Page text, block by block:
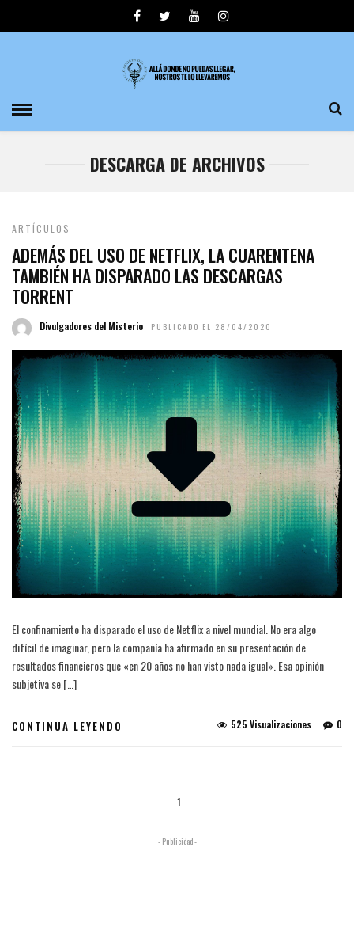
DESCARGA DE ARCHIVOS
ARTÍCULOS
ADEMÁS DEL USO DE NETFLIX, LA CUARENTENA
TAMBIÉN HA DISPARADO LAS DESCARGAS
TORRENT
Divulgadores del Misterio PUBLICADO EL 28/04/2020
El confinamiento ha disparado el uso de Netflix a nivel mundial. No era algo
difícil de imaginar, pero la compañía ha afirmado en su presentación de
resultados financieros que «en 20 años no han visto nada igual». Esa opinión
subjetiva se […]
CONTINUA LEYENDO 0
525 Visualizaciones
1
- Publicidad -